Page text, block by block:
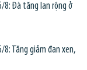
8: Đà tăng lan rộng ở
8: Tăng giảm đan xen,